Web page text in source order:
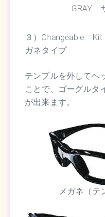
GRAY
３）Changeable
ガネタイプ
テンプルを外してヘ
ことで、ゴーグルタ
が出来ます。
メガネ（テ